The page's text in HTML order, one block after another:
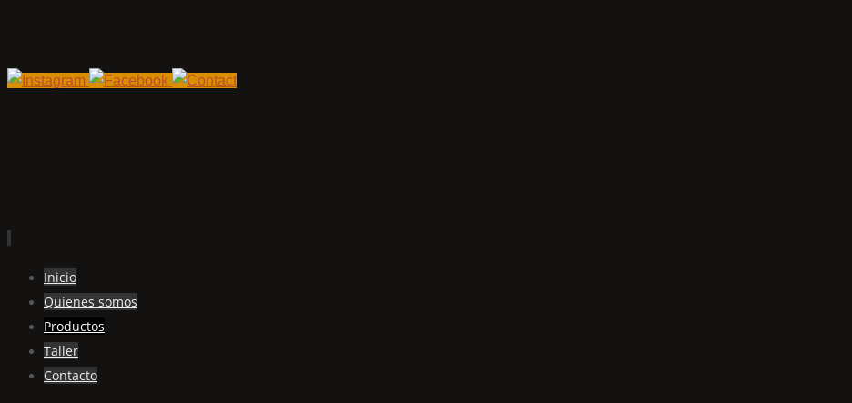
contenido
Inicio
Quienes somos
Productos
Taller
Contacto